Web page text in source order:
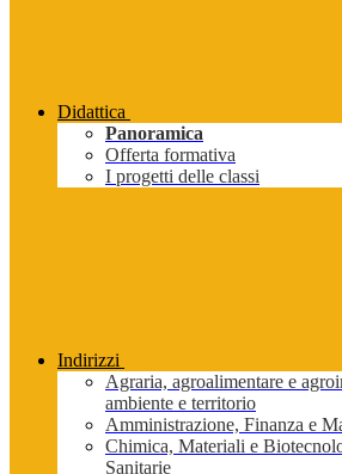
Didattica
Panoramica
Offerta formativa
I progetti delle classi
Indirizzi
Agraria, agroalimentare e
ambiente e territorio
Amministrazione, Finanza e
Chimica, Materiali e
Sanitarie